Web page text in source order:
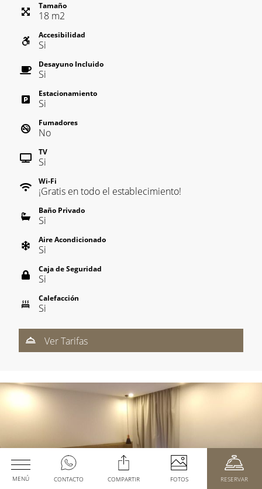
Tamaño
18 m2
Accesibilidad
Si
Desayuno Incluido
Si
Estacionamiento
Si
Fumadores
No
TV
Si
Wi-Fi
¡Gratis en todo el establecimiento!
Baño Privado
Si
Aire Acondicionado
Si
Caja de Seguridad
Si
Calefacción
Si
Ver Tarifas
MENÚ CONTACTO COMPARTIR FOTOS RESERVAR